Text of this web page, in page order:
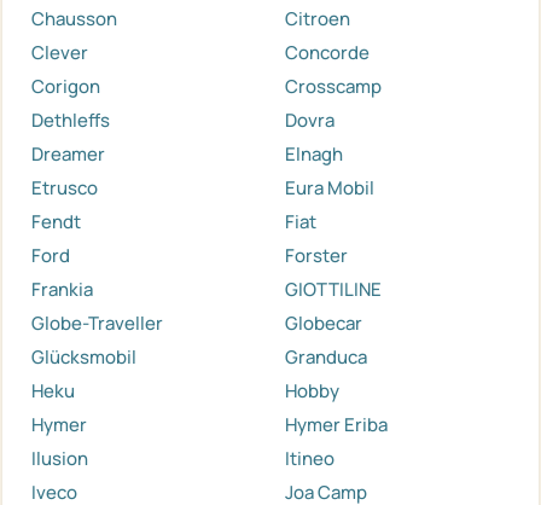
Chausson
Citroen
Clever
Concorde
Corigon
Crosscamp
Dethleffs
Dovra
Dreamer
Elnagh
Etrusco
Eura Mobil
Fendt
Fiat
Ford
Forster
Frankia
GIOTTILINE
Globe-Traveller
Globecar
Glücksmobil
Granduca
Heku
Hobby
Hymer
Hymer Eriba
Ilusion
Itineo
Iveco
Joa Camp